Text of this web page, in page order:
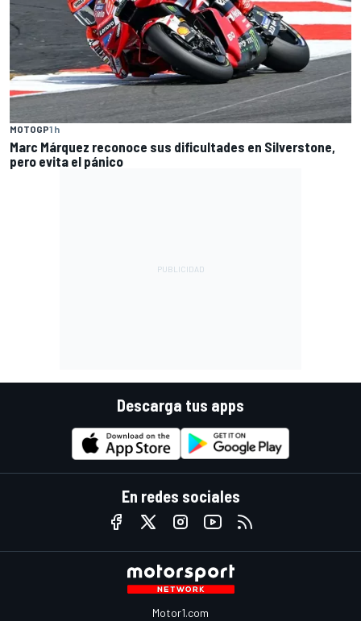
MOTOGP1 h
Marc Márquez reconoce sus dificultades en Silverstone,
pero evita el pánico
Descarga tus apps
En redes sociales
Motor1.com